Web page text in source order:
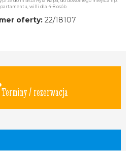
willi dla 4-8 osób
oferty:22/18107
Terminy / rezerwacja